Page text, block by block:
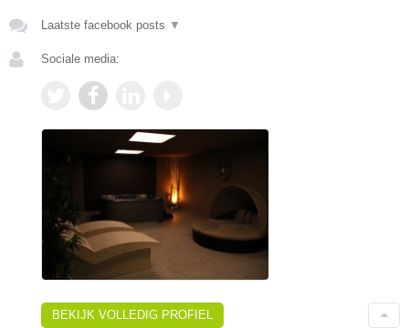
Laatste facebook posts ▼
Sociale media:
BEKIJK VOLLEDIG PROFIEL